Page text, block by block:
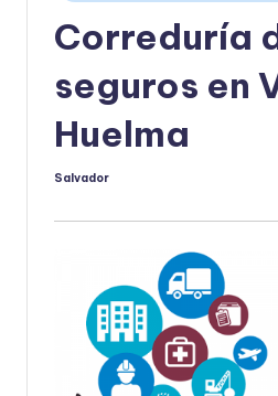
Correduría
seguros en
Huelma
Publicado
Salvador